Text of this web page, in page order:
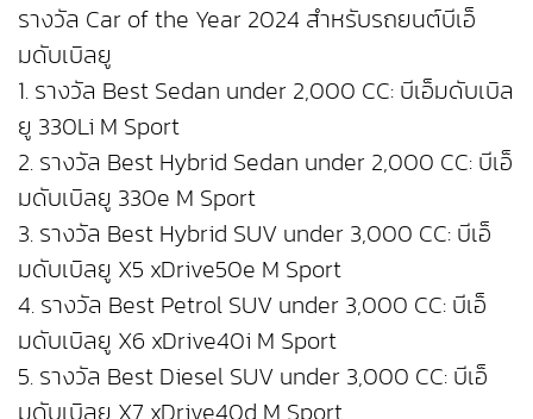
รางวัล Car of the Year 2024 สำหรับรถยนต์บีเอ็
มดับเบิลยู
1. รางวัล Best Sedan under 2,000 CC: บีเอ็มดับเบิล
ยู 330Li M Sport
2. รางวัล Best Hybrid Sedan under 2,000 CC: บีเอ็
มดับเบิลยู 330e M Sport
3. รางวัล Best Hybrid SUV under 3,000 CC: บีเอ็
มดับเบิลยู X5 xDrive50e M Sport
4. รางวัล Best Petrol SUV under 3,000 CC: บีเอ็
มดับเบิลยู X6 xDrive40i M Sport
5. รางวัล Best Diesel SUV under 3,000 CC: บีเอ็